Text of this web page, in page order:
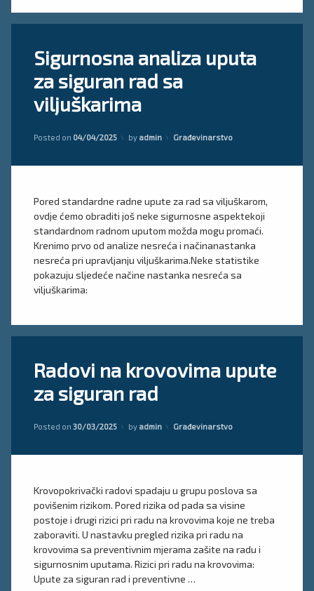
Sigurnosna analiza uputa
za siguran rad sa
viljuškarima
Posted on 04/04/2025 by admin Kategorije:
Građevinarstvo
Pored standardne radne upute za rad sa viljuškarom,
ovdje ćemo obraditi još neke sigurnosne aspektekoji
standardnom radnom uputom možda mogu promaći.
Krenimo prvo od analize nesreća i načinanastanka
nesreća pri upravljanju viljuškarima.Neke statistike
pokazuju sljedeće načine nastanka nesreća sa
viljuškarima:
certifikat
za
viljuškar
obuka
komentar
on
Sigurnosna
analiza
uputa
za
rad
viljuškarima
Radovi na krovovima upute
za siguran rad
Posted on 30/03/2025 by admin Kategorije:
Građevinarstvo
Krovopokrivački radovi spadaju u grupu poslova sa
povišenim rizikom. Pored rizika od pada sa visine
postoje i drugi rizici pri radu na krovovima koje ne treba
zaboraviti. U nastavku pregled rizika pri radu na
krovovima sa preventivnim mjerama zašite na radu i
sigurnosnim uputama. Rizici pri radu na krovovima:
Upute za siguran rad i preventivne …
procjena
rizika
krovovima
radu
komentar
on
Radovi
na
upute